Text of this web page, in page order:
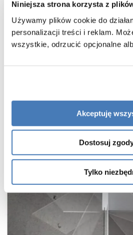
Niniejsza strona korzysta z
Używamy plików cookie do
personalizacji treści i reklam.
wszystkie, odrzucić opcjonalne
Akceptuję
Dostosuj
Tylko
powłoka Active Shield 2.0 ułatwiająca
praktyczny uchwyt drzwi
cienkie, niemal niewidoczne profile w
wieszak na ręcznik w zestawie
gwarancja 7 lat